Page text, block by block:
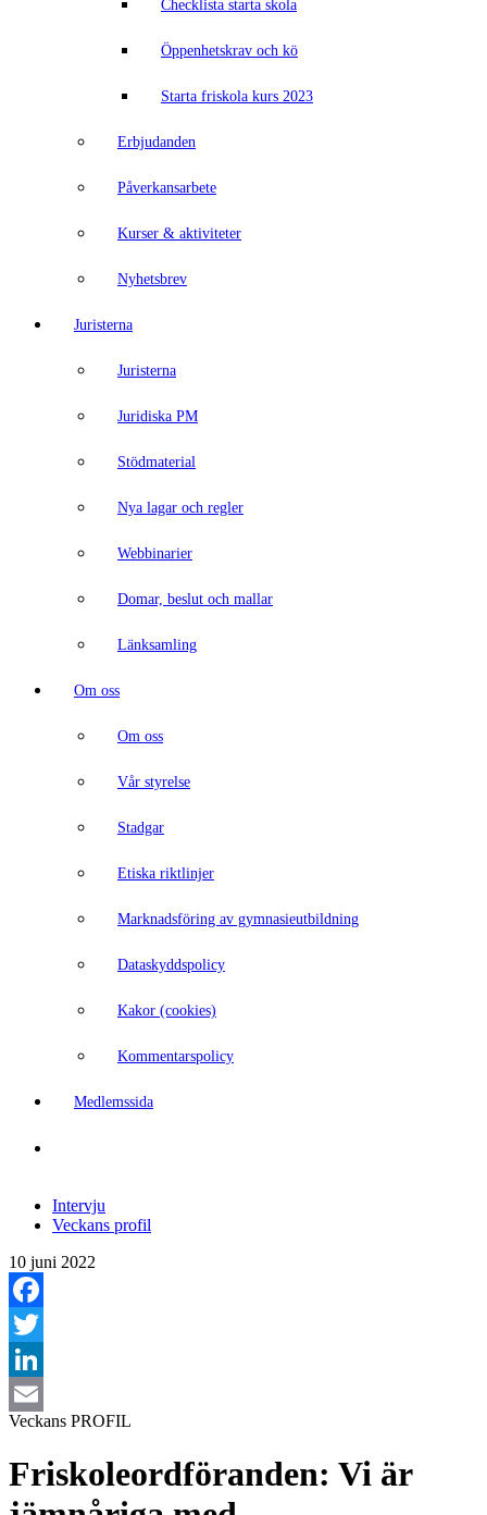
Checklista starta skola
Öppenhetskrav och kö
Starta friskola kurs 2023
Erbjudanden
Påverkansarbete
Kurser & aktiviteter
Nyhetsbrev
Juristerna
Juristerna
Juridiska PM
Stödmaterial
Nya lagar och regler
Webbinarier
Domar, beslut och mallar
Länksamling
Om oss
Om oss
Vår styrelse
Stadgar
Etiska riktlinjer
Marknadsföring av gymnasieutbildning
Dataskyddspolicy
Kakor (cookies)
Kommentarspolicy
Medlemssida
Intervju
Veckans profil
10 juni 2022
Facebook
Twitter
LinkedIn
Email
Veckans PROFIL
Friskoleordföranden: Vi är